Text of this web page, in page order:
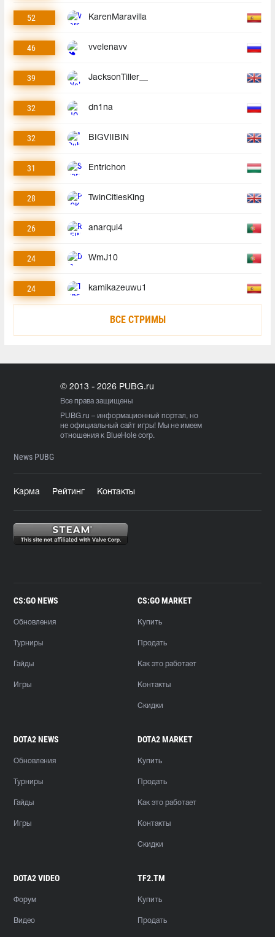
52 KarenMaravilla
46 vvelenavv
39 JacksonTiller__
32 dn1na
32 BIGVIIBIN
31 Entrichon
28 TwinCitiesKing
26 anarqui4
24 WmJ10
24 kamikazeuwu1
ВСЕ СТРИМЫ
© 2013 - 2026 PUBG.ru
Все права защищены
PUBG.ru – информационный портал, но
не официальный сайт игры! Мы не имеем
отношения к BlueHole corp.
News PUBG
Карма Рейтинг Контакты
CS:GO NEWS
Обновления
Турниры
Гайды
Игры
CS:GO MARKET
Купить
Продать
Как это работает
Контакты
Скидки
DOTA2 NEWS
Обновления
Турниры
Гайды
Игры
DOTA2 MARKET
Купить
Продать
Как это работает
Контакты
Скидки
DOTA2 VIDEO
Форум
Видео
TF2.TM
Купить
Продать